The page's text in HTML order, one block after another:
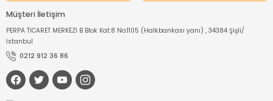
Müşteri İletişim
PERPA TİCARET MERKEZİ B Blok Kat:8 No:1105 (Halkbankası yanı) , 34384 Şişli/
İstanbul
0212 912 36 86